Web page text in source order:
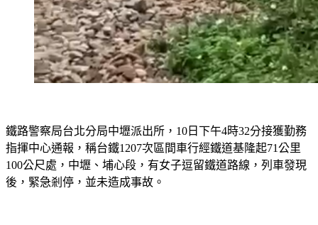
鐵路警察局台北分局中壢派出所，10日下午4時32分接獲勤務
指揮中心通報，稱台鐵1207次區間車行經鐵道基隆起71公里
100公尺處，中壢、埔心段，有女子逗留鐵道路線，列車發現